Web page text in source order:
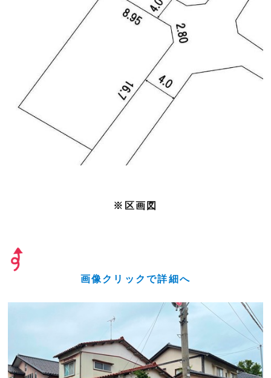
※区画図
画像クリックで詳細へ